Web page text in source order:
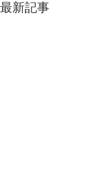
最新記事